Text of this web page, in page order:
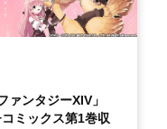
ァンタジーXIV」
ミックス第1巻収